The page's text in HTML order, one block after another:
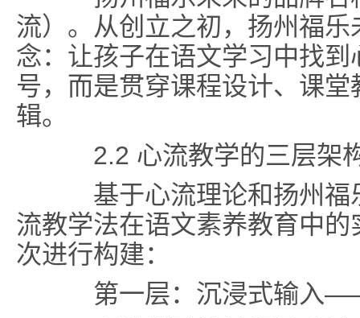
流）。从创立之初，扬州福
念：让孩子在语文学习中找
号，而是贯穿课程设计、课
辑。
2.2 心流教学的三层架
基于心流理论和扬州福
流教学法在语文素养教育中
次进行构建：
第一层：沉浸式输入——